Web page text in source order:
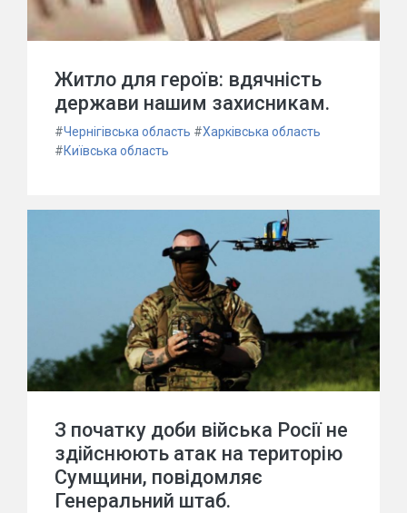
Житло для героїв: вдячність
держави нашим захисникам.
#Чернігівська область #Харківська область
#Київська область
З початку доби війська Росії не
здійснюють атак на територію
Сумщини, повідомляє
Генеральний штаб.